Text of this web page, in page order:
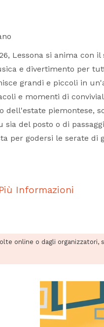
Lessona si anima con
e divertimento per
grandi e piccoli in
e momenti di
dell'estate piemontese,
del posto o di
per godersi le serate di
Più Informazioni
online o dagli